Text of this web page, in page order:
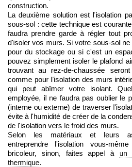
construction.
La deuxième solution est l'isolation
sous-sol : cette technique est
faudra prendre garde à régler tout
d'isoler vos murs. Si votre sous-sol
pour du stockage ou si c'est un
pouvez simplement isoler le plafond
trouvant au rez-de-chaussée
comme pour l'isolation des murs
qui peut abîmer votre isolant.
employée, il ne faudra pas oublier le
(interne ou externe) de traverser
évite à l'humidité de créer de la
de l'isolation vers le froid des murs.
Selon les matériaux et leurs
entreprendre l'isolation vous-
bricoleur, sinon, faites appel à un
thermique.